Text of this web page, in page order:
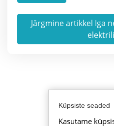
Järgmine artikkel Iga
Küpsiste seaded
Kasutame